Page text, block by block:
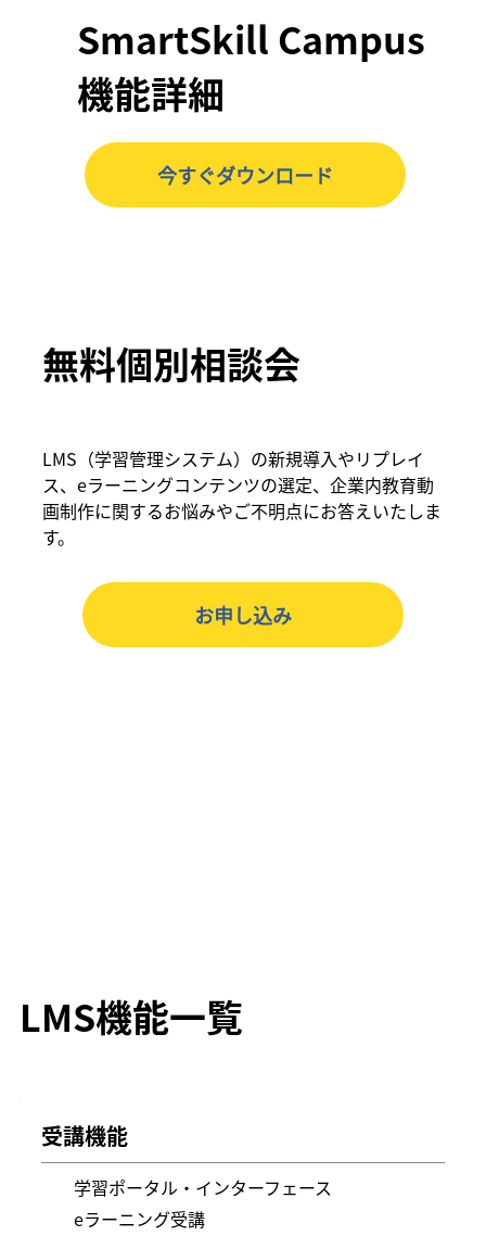
SmartSkill Campus
機能詳細
今すぐダウンロード
無料個別相談会
LMS（学習管理システム）の新規導入やリプレイ
ス、eラーニングコンテンツの選定、企業内教育動
画制作に関するお悩みやご不明点にお答えいたしま
す。
お申し込み
LMS機能一覧
受講機能
学習ポータル・インターフェース
eラーニング受講